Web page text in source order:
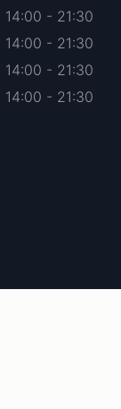
14:00 - 21:30
14:00 - 21:30
14:00 - 21:30
14:00 - 21:30